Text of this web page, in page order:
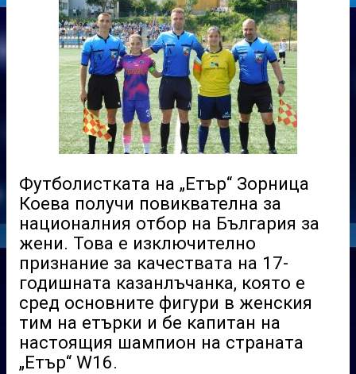
Футболистката на „Етър“ Зорница
Коева получи повиквателна за
националния отбор на България за
жени. Това е изключително
признание за качествата на 17-
годишната казанлъчанка, която е
сред основните фигури в женския
тим на етърки и бе капитан на
настоящия шампион на страната
„Етър“ W16.